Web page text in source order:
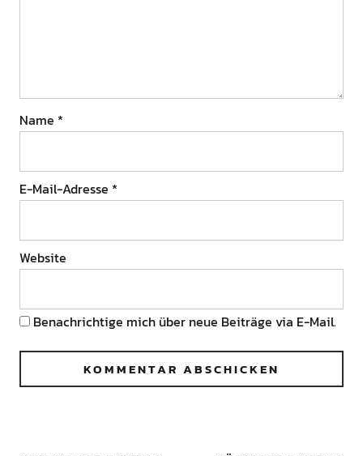
Name *
E-Mail-Adresse *
Website
Benachrichtige mich über neue Beiträge via E-Mail.